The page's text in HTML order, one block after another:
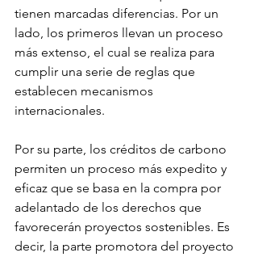
tienen marcadas diferencias. Por un
lado, los primeros llevan un proceso
más extenso, el cual se realiza para
cumplir una serie de reglas que
establecen mecanismos
internacionales.
Por su parte, los créditos de carbono
permiten un proceso más expedito y
eficaz que se basa en la compra por
adelantado de los derechos que
favorecerán proyectos sostenibles. Es
decir, la parte promotora del proyecto